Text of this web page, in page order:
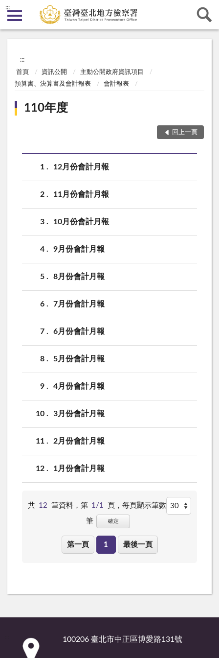
:::
:::
首頁 資訊公開
主動公開政府資訊項目
預算書、決算書及會計報表
會計報表
110年度
回上一頁
1 12月份會計月報
2 11月份會計月報
3 10月份會計月報
4 9月份會計月報
5 8月份會計月報
6 7月份會計月報
7 6月份會計月報
8 5月份會計月報
9 4月份會計月報
10 3月份會計月報
11 2月份會計月報
12 1月份會計月報
共 12 筆資料，第 1/1 頁， 每頁顯示筆數
筆 確定
第一頁 1 最後一頁
100206 臺北市中正區博愛路131號